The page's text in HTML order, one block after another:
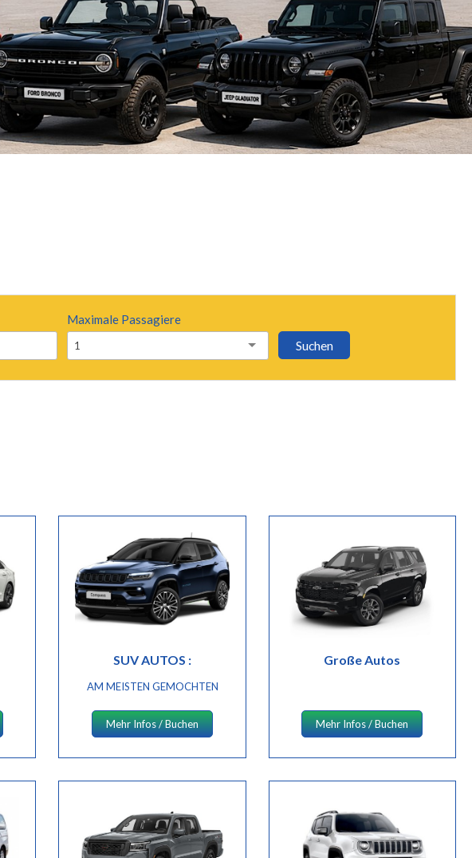
Maximale Passagiere
1 Suchen
SUV AUTOS :
AM MEISTEN GEMOCHTEN
Mehr Infos / Buchen
Große Autos
Mehr Infos / Buchen